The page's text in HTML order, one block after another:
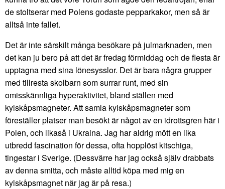
de stoltserar med Polens godaste pepparkakor, men så är
alltså inte fallet.
Det är inte särskilt många besökare på julmarknaden, men
det kan ju bero på att det är fredag förmiddag och de flesta är
upptagna med sina lönesysslor. Det är bara några grupper
med tillresta skolbarn som surrar runt, med sin
omisskännliga hyperaktivitet, bland ställen med
kylskåpsmagneter. Att samla kylskåpsmagneter som
föreställer platser man besökt är något av en idrottsgren här i
Polen, och likaså i Ukraina. Jag har aldrig mött en lika
utbredd fascination för dessa, ofta hopplöst kitschiga,
tingestar i Sverige. (Dessvärre har jag också själv drabbats
av denna smitta, och måste alltid köpa med mig en
kylskåpsmagnet när jag är på resa.)